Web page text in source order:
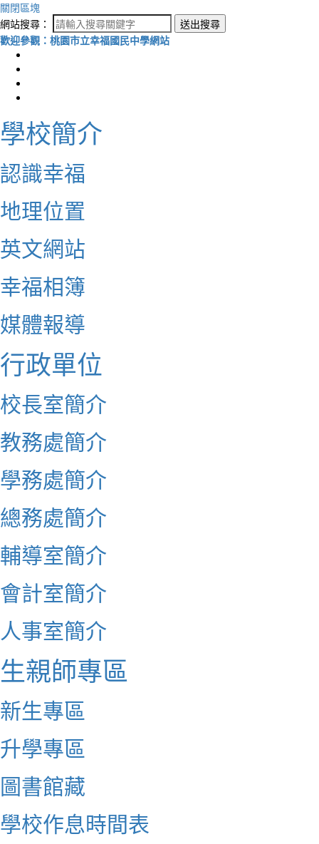
關閉區塊
網站搜尋：
送出搜尋
歡迎參觀：桃園市立幸福國民中學網站
學校簡介
認識幸福
地理位置
英文網站
幸福相簿
媒體報導
行政單位
校長室簡介
教務處簡介
學務處簡介
總務處簡介
輔導室簡介
會計室簡介
人事室簡介
生親師專區
新生專區
升學專區
圖書館藏
學校作息時間表